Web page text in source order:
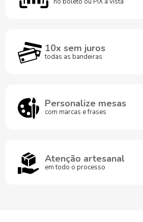
10x sem juros
todas as bandeiras
Personalize mesas
com marcas e frases
Atenção artesanal
em todo o processo